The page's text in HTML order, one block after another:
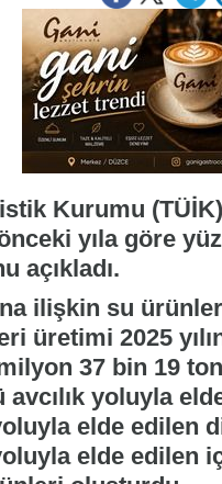
Kurumu
yıla göre
açıkladı.
ilişkin su
üretimi 2025
37 bin 19
yoluyla
elde edilen
elde edilen